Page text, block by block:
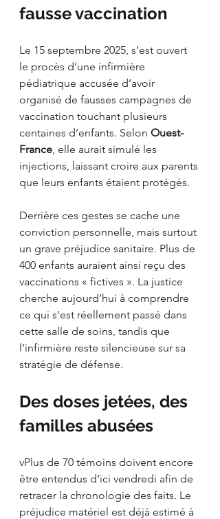
fausse vaccination
Le 15 septembre 2025, s’est ouvert
le procès d’une infirmière
pédiatrique accusée d’avoir
organisé de fausses campagnes de
vaccination touchant plusieurs
centaines d’enfants. Selon Ouest-
France , elle aurait simulé les
injections, laissant croire aux parents
que leurs enfants étaient protégés.
Derrière ces gestes se cache une
conviction personnelle, mais surtout
un grave préjudice sanitaire. Plus de
400 enfants auraient ainsi reçu des
vaccinations « fictives ». La justice
cherche aujourd’hui à comprendre
ce qui s’est réellement passé dans
cette salle de soins, tandis que
l’infirmière reste silencieuse sur sa
stratégie de défense.
Des doses jetées, des
familles abusées
vPlus de 70 témoins doivent encore
être entendus d’ici vendredi afin de
retracer la chronologie des faits. Le
préjudice matériel est déjà estimé à